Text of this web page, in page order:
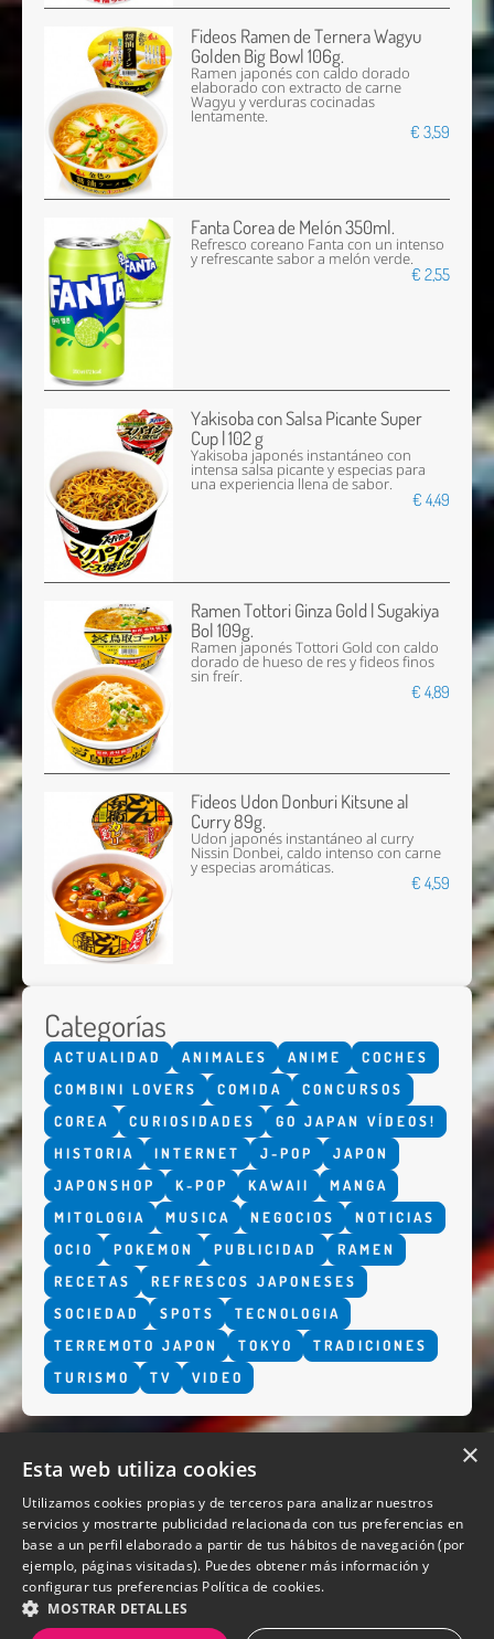
Fideos Ramen de Ternera Wagyu
Golden Big Bowl 106g.
Ramen japonés con caldo dorado
elaborado con extracto de carne
Wagyu y verduras cocinadas
lentamente.
€ 3,59
Fanta Corea de Melón 350ml.
Refresco coreano Fanta con un intenso
y refrescante sabor a melón verde.
€ 2,55
Yakisoba con Salsa Picante Super
Cup | 102 g
Yakisoba japonés instantáneo con
intensa salsa picante y especias para
una experiencia llena de sabor.
€ 4,49
Ramen Tottori Ginza Gold | Sugakiya
Bol 109g.
Ramen japonés Tottori Gold con caldo
dorado de hueso de res y fideos finos
sin freír.
€ 4,89
Fideos Udon Donburi Kitsune al
Curry 89g.
Udon japonés instantáneo al curry
Nissin Donbei, caldo intenso con carne
y especias aromáticas.
€ 4,59
Categorías
ACTUALIDAD ANIMALES ANIME
COCHES
COMBINI LOVERS
COMIDA
CONCURSOS
COREA
CURIOSIDADES
GO JAPAN VÍDEOS!
HISTORIA
INTERNET J-POP
JAPON
JAPONSHOP
K-POP KAWAII
MANGA
MITOLOGIA
MUSICA NEGOCIOS
NOTICIAS
OCIO
POKEMON PUBLICIDAD
RAMEN
RECETAS
REFRESCOS JAPONESES
SOCIEDAD
SPOTS
TECNOLOGIA
TERREMOTO JAPON
TOKYO
TRADICIONES
TURISMO
TV VIDEO
QUIENES SOMOS
×
Esta web utiliza cookies
Utilizamos cookies propias y de terceros para analizar nuestros
servicios y mostrarte publicidad relacionada con tus preferencias en
base a un perfil elaborado a partir de tus hábitos de navegación (por
ejemplo, páginas visitadas). Puedes obtener más información y
configurar tus preferencias Política de cookies.
MOSTRAR DETALLES